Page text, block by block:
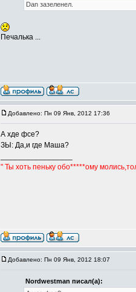
Dan зазеленел.
Печалька ...
Добавлено: Пн 09 Янв, 2012 17:36
А хде фсе?
ЗЫ: Да,и где Маша?
" Ты хоть пеньку обо*****ому
Добавлено: Пн 09 Янв, 2012 18:07
Nordwestman писал(а):